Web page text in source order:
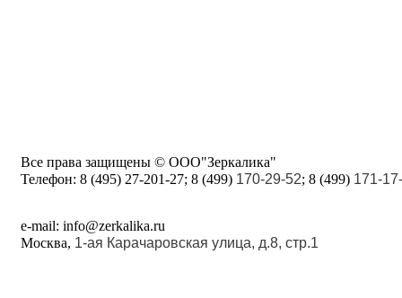
Все права защищены © ООО"Зеркалика"
Телефон: 8 (495) 27-201-27; 8 (499) 170-29-52; 8 (499) 171-
e-mail: info@zerkalika.ru
Москва, 1-ая Карачаровская улица, д.8, стр.1